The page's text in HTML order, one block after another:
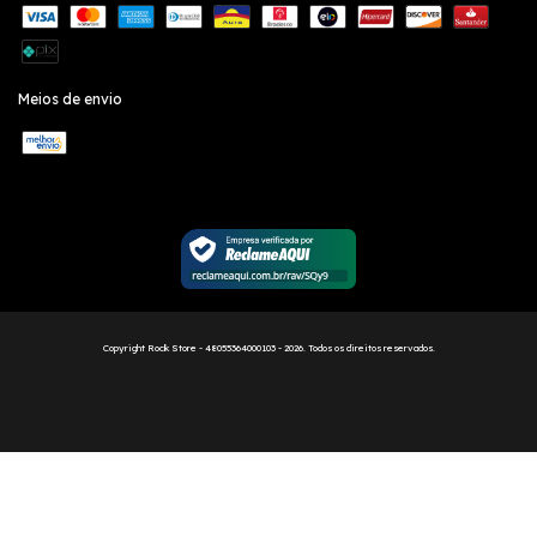
Meios de envio
Copyright Rock Store - 48055364000103 - 2026. Todos os direitos reservados.